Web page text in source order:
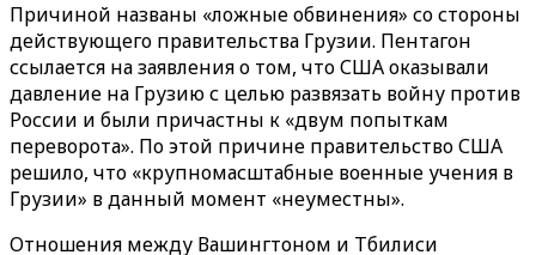
Причиной названы «ложные обвинения» со стороны
действующего правительства Грузии. Пентагон
ссылается на заявления о том, что США оказывали
давление на Грузию с целью развязать войну против
России и были причастны к «двум попыткам
переворота». По этой причине правительство США
решило, что «крупномасштабные военные учения в
Грузии» в данный момент «неуместны».
Отношения между Вашингтоном и Тбилиси